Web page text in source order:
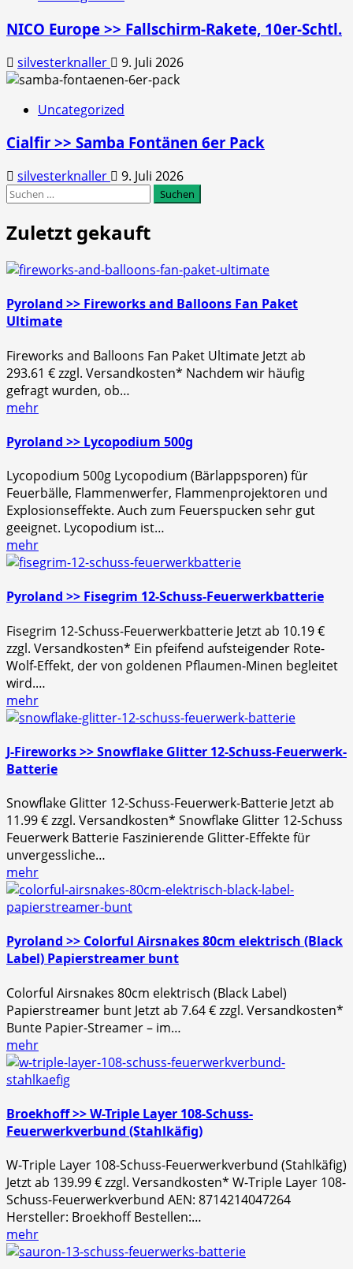
NICO Europe >> Fallschirm-Rakete, 10er-Schtl.
silvesterknaller 9. Juli 2026
Uncategorized
Cialfir >> Samba Fontänen 6er Pack
silvesterknaller
9. Juli 2026
Suchen
Zuletzt gekauft
Pyroland >> Fireworks and Balloons Fan Paket
Ultimate
Fireworks and Balloons Fan Paket Ultimate Jetzt ab
293.61 € zzgl. Versandkosten* Nachdem wir häufig
gefragt wurden, ob…
mehr
Pyroland >> Lycopodium 500g
Lycopodium 500g Lycopodium (Bärlappsporen) für
Feuerbälle, Flammenwerfer, Flammenprojektoren und
Explosionseffekte. Auch zum Feuerspucken sehr gut
geeignet. Lycopodium ist…
mehr
Pyroland >> Fisegrim 12-Schuss-Feuerwerkbatterie
Fisegrim 12-Schuss-Feuerwerkbatterie Jetzt ab 10.19 €
zzgl. Versandkosten* Ein pfeifend aufsteigender Rote-
Wolf-Effekt, der von goldenen Pflaumen-Minen begleitet
wird.…
mehr
J-Fireworks >> Snowflake Glitter 12-Schuss-Feuerwerk-
Batterie
Snowflake Glitter 12-Schuss-Feuerwerk-Batterie Jetzt ab
11.99 € zzgl. Versandkosten* Snowflake Glitter 12-Schuss
Feuerwerk Batterie Faszinierende Glitter-Effekte für
unvergessliche…
mehr
Pyroland >> Colorful Airsnakes 80cm elektrisch (Black
Label) Papierstreamer bunt
Colorful Airsnakes 80cm elektrisch (Black Label)
Papierstreamer bunt Jetzt ab 7.64 € zzgl. Versandkosten*
Bunte Papier-Streamer – im…
mehr
Broekhoff >> W-Triple Layer 108-Schuss-
Feuerwerkverbund (Stahlkäfig)
W-Triple Layer 108-Schuss-Feuerwerkverbund (Stahlkäfig)
Jetzt ab 139.99 € zzgl. Versandkosten* W-Triple Layer 108-
Schuss-Feuerwerkverbund AEN: 8714214047264
Hersteller: Broekhoff Bestellen:…
mehr